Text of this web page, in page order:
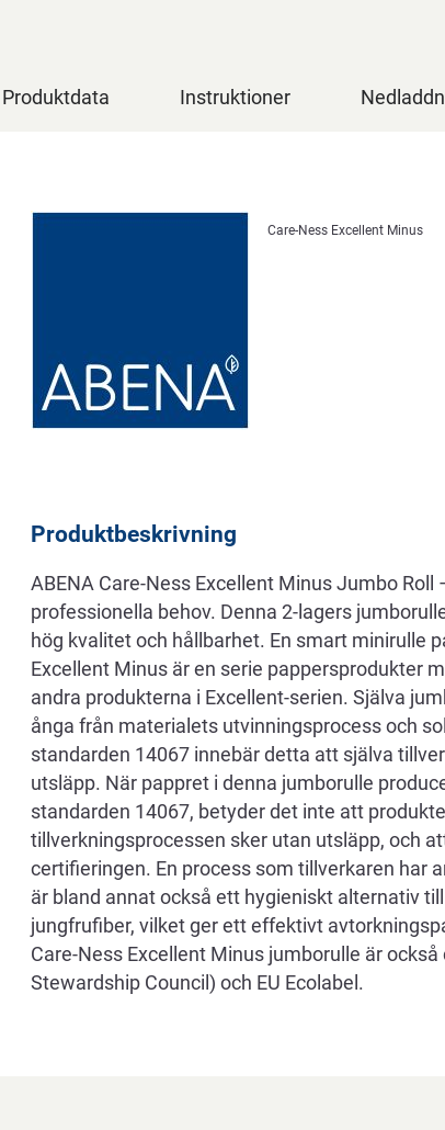
Produktdata Instruktioner
Beskrivning
Care-Ness Excellent Minus
Produktbeskrivning
ABENA Care-Ness Excellent Minus Jumbo
professionella behov. Denna 2-lagers
hög kvalitet och hållbarhet. En smart minirulle
Excellent Minus är en serie pappersprodukter
andra produkterna i Excellent-serien. Själva
ånga från materialets utvinningsprocess och
standarden 14067 innebär detta att själva
utsläpp. När pappret i denna jumborulle
standarden 14067, betyder det inte att
tillverkningsprocessen sker utan utsläpp, och
certifieringen. En process som tillverkaren har
är bland annat också ett hygieniskt alternativ
jungfrufiber, vilket ger ett effektivt
Care-Ness Excellent Minus jumborulle är
Stewardship Council) och EU Ecolabel.